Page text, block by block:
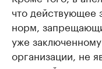
что действующее
норм,
уже
организации, не